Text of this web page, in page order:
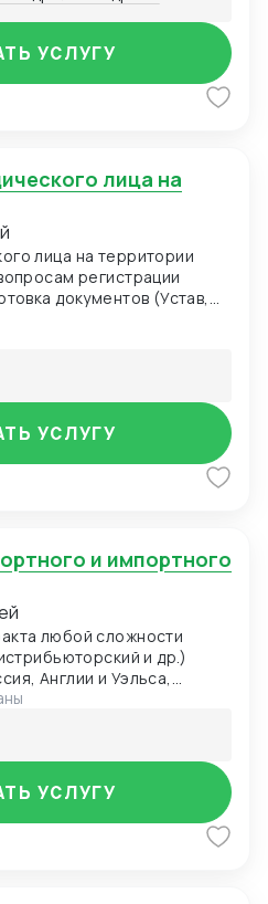
в области
и передача
налоги и "зелёные"
квотами (CEA,
УСЛУГУ
лица на территории
документов (Устав,
формы заявлений на
для
оригинала
(Business License);
о Регистрации
Получение
(Tax Certificate);
использование
exchange
УСЛУГУ
любой сложности
и др.)
Англии и Уэльса,
собственности,
мажор, оговорка об
Выбор
Адаптация
под последние
права. Правовое
рекомендации по
УСЛУГУ